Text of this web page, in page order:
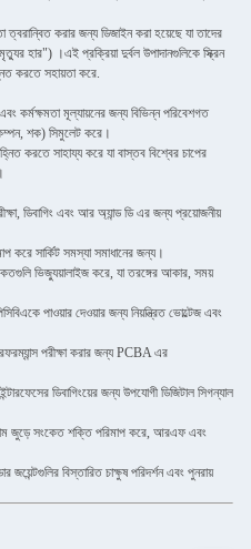
ত্বরান্বিত করার জন্য ডিজাইন করা হয়েছে যা তাদের
হার") ।এই প্রক্রিয়া দুর্বল উপাদানগুলিকে স্ক্রিন
করতে সহায়তা করে.
কর্মক্ষমতা মূল্যায়নের জন্য বিভিন্ন পরিবেশগত
শক) সিমুলেট করে।
করতে সাহায্য করে যা বাস্তব বিশ্বের চাপের
ডিবাগিং এবং আর অ্যান্ড ডি এর জন্য প্রয়োজনীয়
করে সার্কিট সমস্যা সমাধানের জন্য।
ভিজ্যুয়ালাইজ করে, যা তরঙ্গের আকার, সময়
পাওয়ার দেওয়ার জন্য নিয়ন্ত্রিত ভোল্টেজ এবং
পরীক্ষা করার জন্য PCBA এর
ডিবাগিংয়ের জন্য উপযোগী ডিজিটাল সিগন্যাল
জুড়ে সংকেত শক্তি পরিমাপ করে, আরএফ এবং
জয়েন্টগুলির বিস্তারিত চাক্ষুষ পরিদর্শন এবং পুনরায়